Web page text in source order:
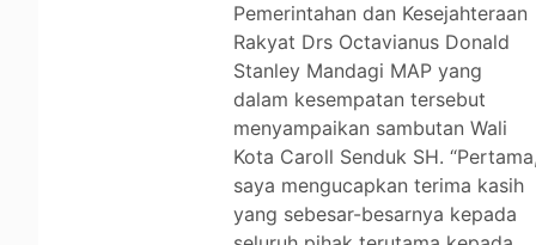
Pemerintahan dan Kesejahteraan
Rakyat Drs Octavianus Donald
Stanley Mandagi MAP yang
dalam kesempatan tersebut
menyampaikan sambutan Wali
Kota Caroll Senduk SH.
saya mengucapkan terima kasih
yang sebesar-besarnya kepada